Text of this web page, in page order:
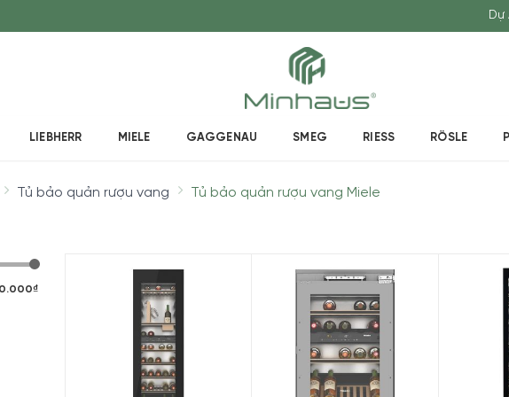
Dự
LIEBHERR MIELE GAGGENAU SMEG RIESS RÖSLE
Tủ bảo quản rượu vang Tủ bảo quản rượu vang Miele